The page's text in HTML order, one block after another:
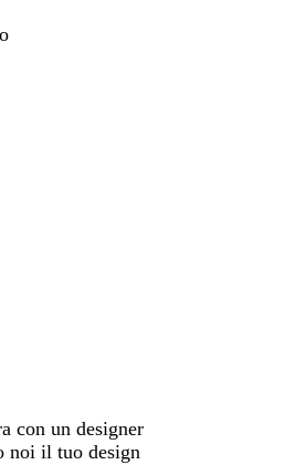
con un designer
noi il tuo design